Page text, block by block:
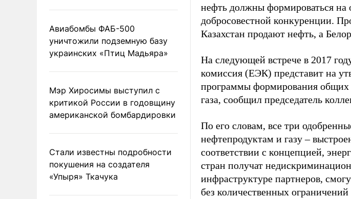
Авиабомбы ФАБ-500
уничтожили подземную базу
украинских «Птиц Мадьяра»
Мэр Хиросимы выступил с
критикой России в годовщину
американской бомбардировки
Стали известны подробности
покушения на создателя
«Упыря» Ткачука
нефть должны формироваться
добросовестной конкуренции.
Казахстан продают нефть, а
На следующей встрече в 2017
комиссия (ЕЭК) представит на
программы формирования общих
газа, сообщил председатель
По его словам, все три
нефтепродуктам и газу –
соответствии с концепцией,
стран получат
инфраструктуре партнеров,
без количественных